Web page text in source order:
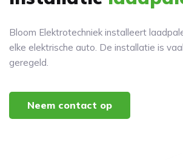
Bloom Elektrotechniek installeert
elke elektrische auto. De installatie is
geregeld.
Neem contact op